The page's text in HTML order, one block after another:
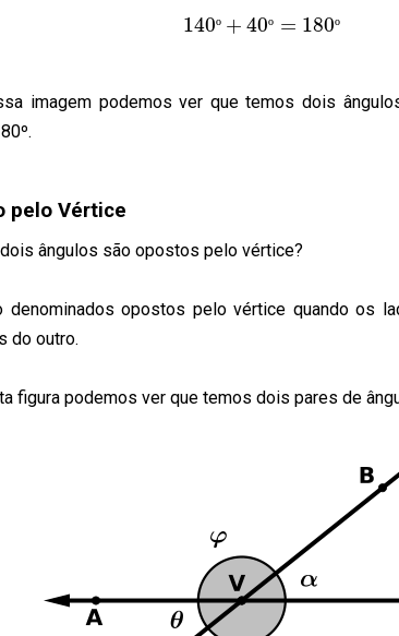
140º + 40º = 180º
imagem podemos ver que temos dois
pelo Vértice
dois ângulos são opostos pelo vértice?
denominados opostos pelo vértice quando os
do outro.
figura podemos ver que temos dois pares de